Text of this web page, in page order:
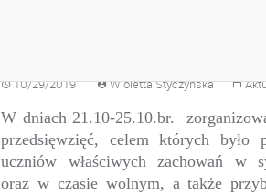
10/29/2019 Wioletta Styczyńska
W dniach 21.10-25.10.br.
przedsięwzięć, celem których było
uczniów właściwych zachowań w
oraz w czasie wolnym, a także